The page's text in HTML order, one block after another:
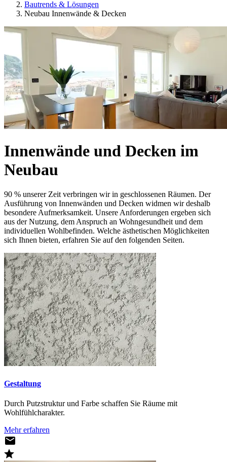
Bautrends & Lösungen
Neubau Innenwände & Decken
Innenwände und Decken im
Neubau
90 % unserer Zeit verbringen wir in geschlossenen Räumen. Der
Ausführung von Innenwänden und Decken widmen wir deshalb
besondere Aufmerksamkeit. Unsere Anforderungen ergeben sich
aus der Nutzung, dem Anspruch an Wohngesundheit und dem
individuellen Wohlbefinden. Welche ästhetischen Möglichkeiten
sich Ihnen bieten, erfahren Sie auf den folgenden Seiten.
Gestaltung
Durch Putzstruktur und Farbe schaffen Sie Räume mit
Wohlfühlcharakter.
Mehr erfahren